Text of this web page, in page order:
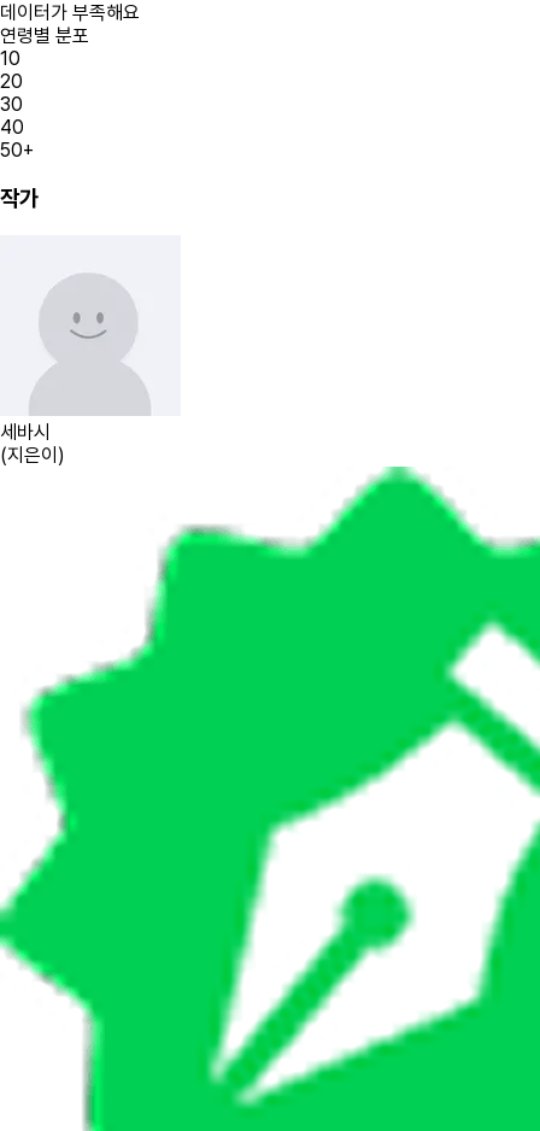
데이터가 부족해요
연령별 분포
10
20
30
40
50+
작가
세바시
(지은이 )